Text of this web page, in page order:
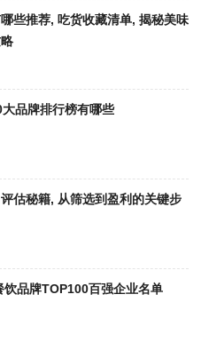
些推荐, 吃货收藏清单, 揭秘美味
品牌排行榜有哪些
估秘籍, 从筛选到盈利的关键步
饮品牌TOP100百强企业名单